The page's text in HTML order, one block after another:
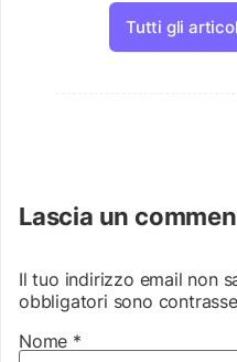
Tutti gli
Lascia un
Il tuo indirizzo email non
obbligatori sono
Nome *